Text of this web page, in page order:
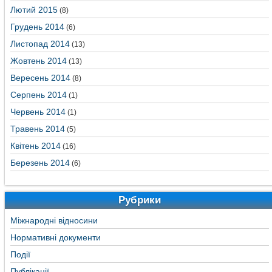
Лютий 2015 (8)
Грудень 2014 (6)
Листопад 2014 (13)
Жовтень 2014 (13)
Вересень 2014 (8)
Серпень 2014 (1)
Червень 2014 (1)
Травень 2014 (5)
Квітень 2014 (16)
Березень 2014 (6)
Рубрики
Міжнародні відносини
Нормативні документи
Події